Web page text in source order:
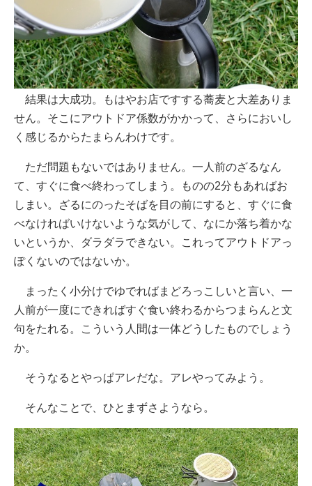
結果は大成功。もはやお店ですする蕎麦と大差ありま
せん。そこにアウトドア係数がかかって、さらにおいし
く感じるからたまらんわけです。
ただ問題もないではありません。一人前のざるなん
て、すぐに食べ終わってしまう。ものの2分もあればお
しまい。ざるにのったそばを目の前にすると、すぐに食
べなければいけないような気がして、なにか落ち着かな
いというか、ダラダラできない。これってアウトドアっ
ぽくないのではないか。
まったく小分けでゆでればまどろっこしいと言い、一
人前が一度にできればすぐ食い終わるからつまらんと文
句をたれる。こういう人間は一体どうしたものでしょう
か。
そうなるとやっぱアレだな。アレやってみよう。
そんなことで、ひとまずさようなら。